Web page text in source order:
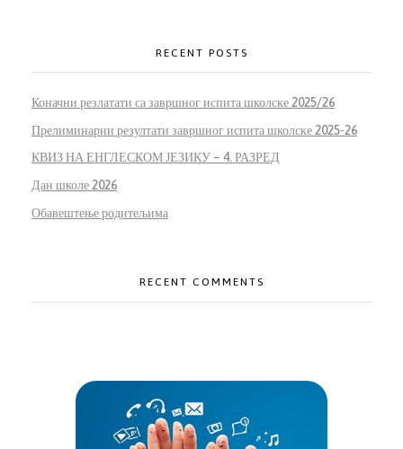
RECENT POSTS
Коначни резлатати са завршног испита школске 2025/26
Прелиминарни резултати завршног испита школске 2025-26
КВИЗ НА ЕНГЛЕСКОМ ЈЕЗИКУ – 4. РАЗРЕД
Дан школе 2026
Обавештење родитељима
RECENT COMMENTS